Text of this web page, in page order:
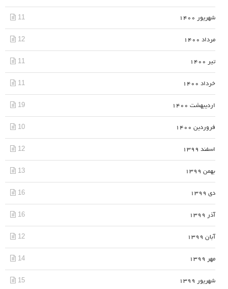
شهریور 1400 11
مرداد 1400 12
تیر 1400 11
خرداد 1400 11
اردیبهشت 1400 19
فروردین 1400 10
اسفند 1399 12
بهمن 1399 13
دی 1399 16
آذر 1399 16
آبان 1399 12
مهر 1399 14
شهریور 1399 15